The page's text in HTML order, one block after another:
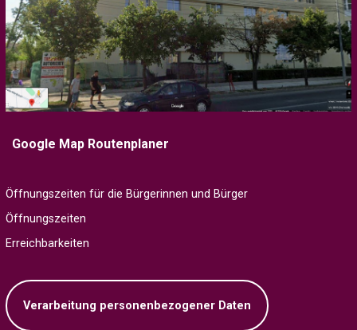
Google Map Routenplaner
Öffnungszeiten für die Bürgerinnen und Bürger
Öffnungszeiten
Erreichbarkeiten
Verarbeitung personenbezogener Daten